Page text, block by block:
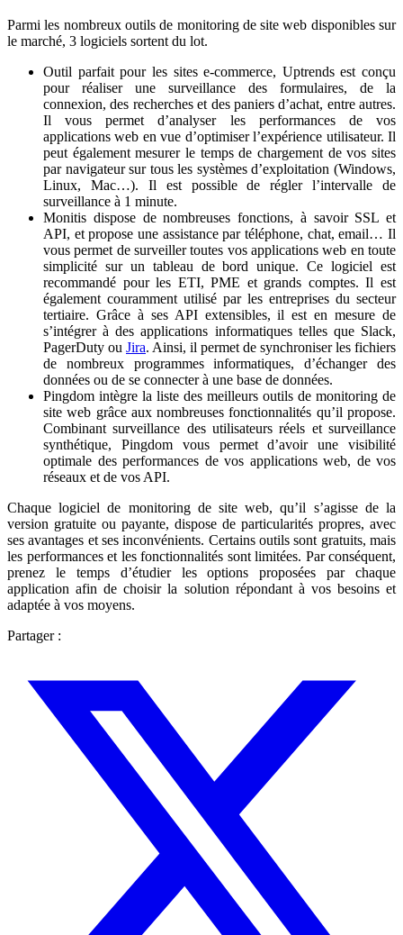
Parmi les nombreux outils de monitoring de site web disponibles sur
le marché, 3 logiciels sortent du lot.
Outil parfait pour les sites e-commerce, Uptrends est conçu
pour réaliser une surveillance des formulaires, de la
connexion, des recherches et des paniers d’achat, entre autres.
Il vous permet d’analyser les performances de vos
applications web en vue d’optimiser l’expérience utilisateur. Il
peut également mesurer le temps de chargement de vos sites
par navigateur sur tous les systèmes d’exploitation (Windows,
Linux, Mac…). Il est possible de régler l’intervalle de
surveillance à 1 minute.
Monitis dispose de nombreuses fonctions, à savoir SSL et
API, et propose une assistance par téléphone, chat, email… Il
vous permet de surveiller toutes vos applications web en toute
simplicité sur un tableau de bord unique. Ce logiciel est
recommandé pour les ETI, PME et grands comptes. Il est
également couramment utilisé par les entreprises du secteur
tertiaire. Grâce à ses API extensibles, il est en mesure de
s’intégrer à des applications informatiques telles que Slack,
PagerDuty ou Jira. Ainsi, il permet de synchroniser les fichiers
de nombreux programmes informatiques, d’échanger des
données ou de se connecter à une base de données.
Pingdom intègre la liste des meilleurs outils de monitoring de
site web grâce aux nombreuses fonctionnalités qu’il propose.
Combinant surveillance des utilisateurs réels et surveillance
synthétique, Pingdom vous permet d’avoir une visibilité
optimale des performances de vos applications web, de vos
réseaux et de vos API.
Chaque logiciel de monitoring de site web, qu’il s’agisse de la
version gratuite ou payante, dispose de particularités propres, avec
ses avantages et ses inconvénients. Certains outils sont gratuits, mais
les performances et les fonctionnalités sont limitées. Par conséquent,
prenez le temps d’étudier les options proposées par chaque
application afin de choisir la solution répondant à vos besoins et
adaptée à vos moyens.
Partager :